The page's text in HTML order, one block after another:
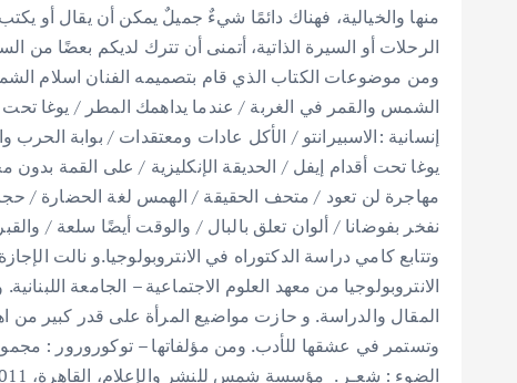
منها والخيالية، فهناك دائمًا شيءٌ جميلٌ يمكن أن يقال أو
الرحلات أو السيرة الذاتية، أتمنى أن تترك لديكم بعضًا
ومن موضوعات الكتاب الذي قام بتصميمه الفنان اسلام
الشمس والقمر في الغربة / عندما يداهمك المطر / يوغا
إنسانية :الاسبيرانتو / الأكل عادات ومعتقدات / بوابة
يوغا تحت أقدام إيفل / الحديقة الإنكليزية / على القمة
مهاجرة لن تعود / متحف الحقيقة / الهمس لغة الحضارة /
نفخر بفوضانا / ألوان تعلق بالبال / والوقت أيضًا سلعة /
وتتابع كامي دراسة الدكتوراه في الانتروبولوجيا.و نالت
الانتروبولوجيا من معهد العلوم الاجتماعية – الجامعة
المقال والدراسة. و حازت مواضيع المرأة على قدر كبير من
وتستمر في عشقها للأدب. ومن مؤلفاتها – توكورورور :
الضوء : شعـر . مؤسسة شمس للنشر والإعلام، القاهرة، 2011م.